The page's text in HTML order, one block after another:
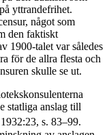
yttrandefrihet.
något som
den faktiskt
1900-talet var således
för de allra flesta och
skulle se ut.
statliga anslag till
s. 83–99.